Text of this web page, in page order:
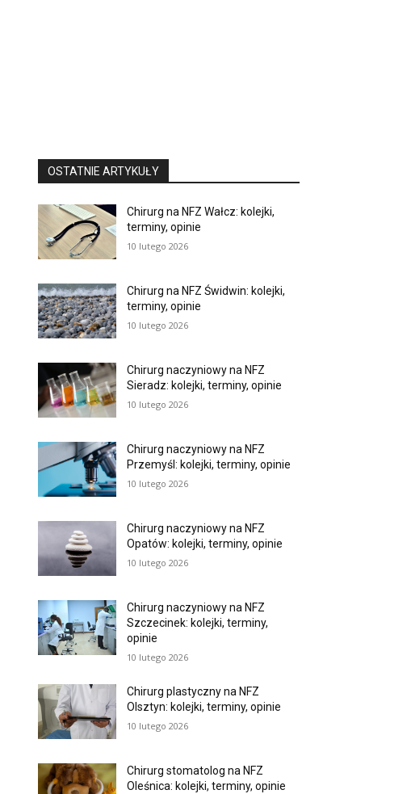
OSTATNIE ARTYKUŁY
Chirurg na NFZ Wałcz: kolejki,
terminy, opinie
10 lutego 2026
Chirurg na NFZ Świdwin: kolejki,
terminy, opinie
10 lutego 2026
Chirurg naczyniowy na NFZ
Sieradz: kolejki, terminy, opinie
10 lutego 2026
Chirurg naczyniowy na NFZ
Przemyśl: kolejki, terminy, opinie
10 lutego 2026
Chirurg naczyniowy na NFZ
Opatów: kolejki, terminy, opinie
10 lutego 2026
Chirurg naczyniowy na NFZ
Szczecinek: kolejki, terminy,
opinie
10 lutego 2026
Chirurg plastyczny na NFZ
Olsztyn: kolejki, terminy, opinie
10 lutego 2026
Chirurg stomatolog na NFZ
Oleśnica: kolejki, terminy, opinie